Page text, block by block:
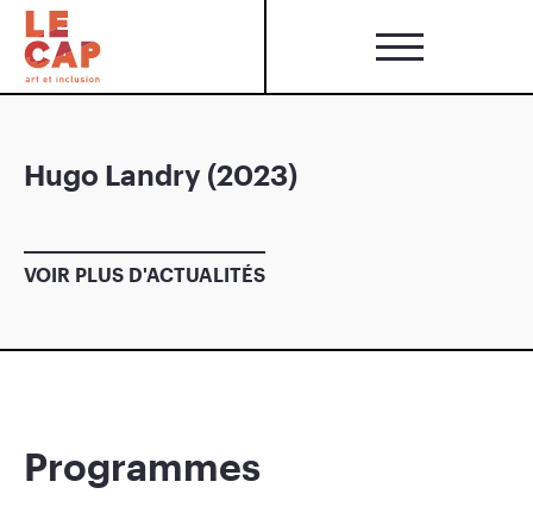
Hugo Landry (2023)
VOIR PLUS D'ACTUALITÉS
Programmes